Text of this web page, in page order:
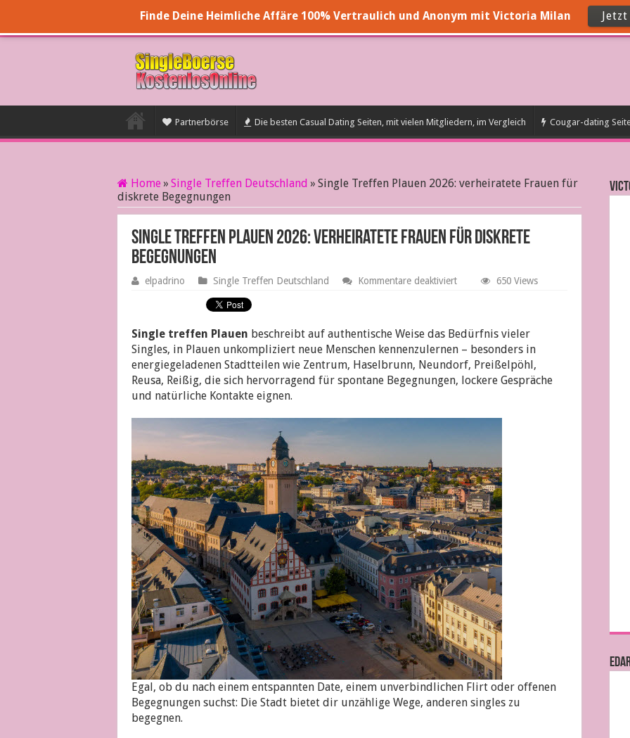
Partnerbörse Die besten Casual Dating Seiten, mit vielen Mitgliedern, im Vergleich Cougar-dating
Home » Single Treffen Deutschland » Single Treffen Plauen 2026: verheiratete Frauen für
diskrete Begegnungen
Single Treffen Plauen 2026: verheiratete Frauen für diskrete
Begegnungen
elpadrino Single Treffen Deutschland Kommentare deaktiviertfür
verheiratete
Frauen
für
diskrete
Begegnungen
650 Views
Single treffen Plauen beschreibt auf authentische Weise das Bedürfnis vieler
Singles, in Plauen unkompliziert neue Menschen kennenzulernen – besonders in
energiegeladenen Stadtteilen wie Zentrum, Haselbrunn, Neundorf, Preißelpöhl,
Reusa, Reißig, die sich hervorragend für spontane Begegnungen, lockere Gespräche
und natürliche Kontakte eignen.
Egal, ob du nach einem entspannten Date, einem unverbindlichen Flirt oder offenen
Begegnungen suchst: Die Stadt bietet dir unzählige Wege, anderen singles zu
begegnen.
Finde Deine Heimliche Affäre 100% Vertraulich und Anonym mit Victoria Milan